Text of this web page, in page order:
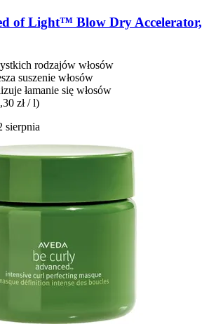
of Light™ Blow Dry Accelerator,
rodzajów włosów
suszenie włosów
łamanie się włosów
zł / l)
sierpnia